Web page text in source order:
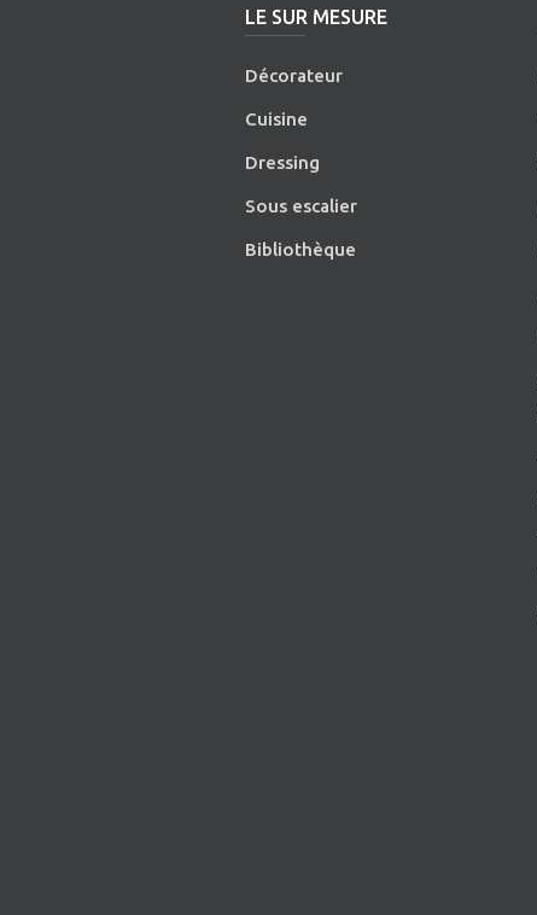
LE SUR MESURE
Décorateur
Cuisine
Dressing
Sous escalier
Bibliothèque